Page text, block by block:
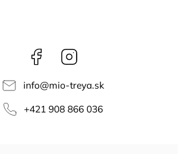
Facebook
info@mio-treya.sk
+421 908 866 036